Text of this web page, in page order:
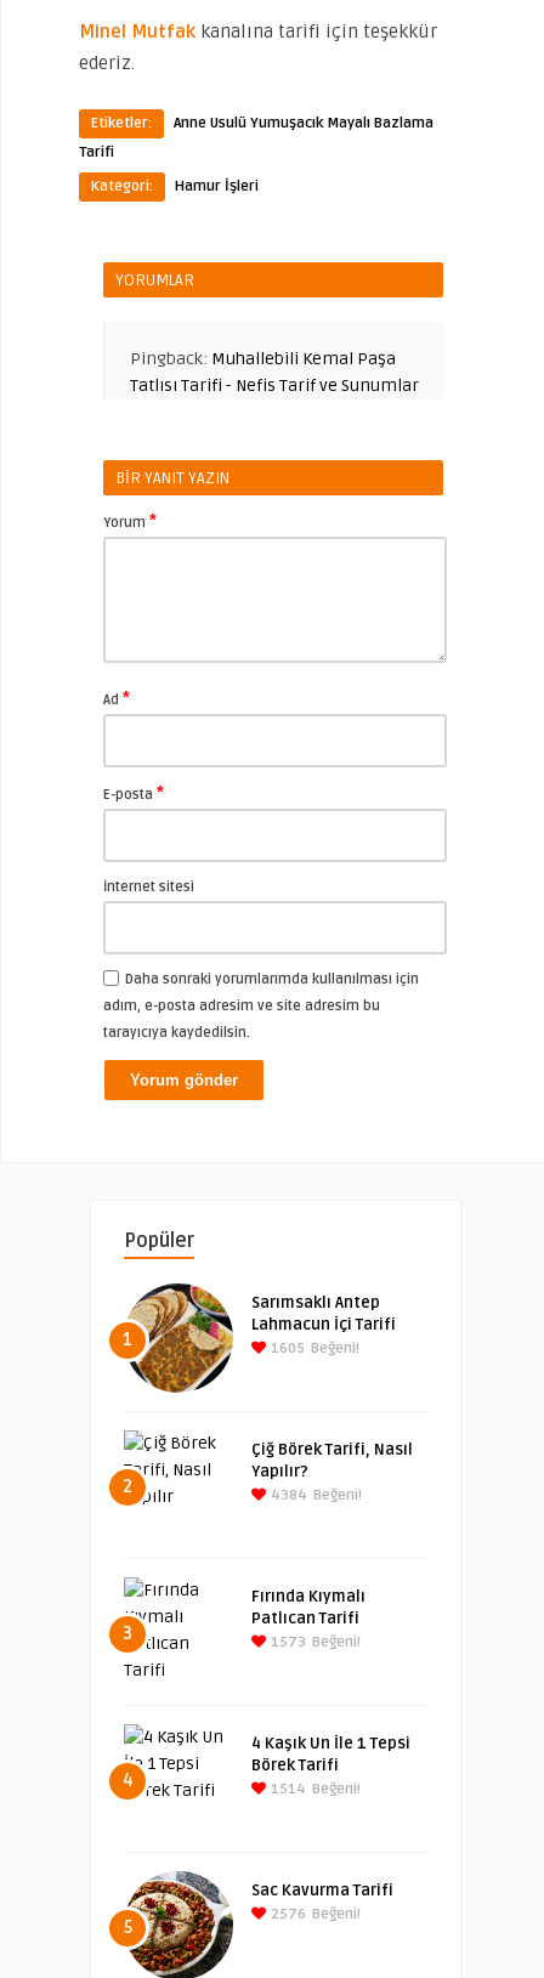
Minel Mutfakkanalına tarifi için teşekkür
ederiz.
Etiketler:
Anne Usulü Yumuşacık Mayalı Bazlama
Tarifi
Kategori:
Hamur İşleri
YORUMLAR
Pingback: Muhallebili Kemal Paşa
Tatlısı Tarifi - Nefis Tarif ve Sunumlar
BIR YANIT YAZIN
Yorum *
Ad *
E-posta *
İnternet sitesi
Daha sonraki yorumlarımda kullanılması için
adım, e-posta adresim ve site adresim bu
tarayıcıya kaydedilsin.
Popüler
1
Sarımsaklı Antep
Lahmacun İçi Tarifi
1605 Beğeni!
2
Çiğ Börek Tarifi, Nasıl
Yapılır?
4384 Beğeni!
3
Fırında Kıymalı
Patlıcan Tarifi
1573 Beğeni!
4
4 Kaşık Un İle 1 Tepsi
Börek Tarifi
1514 Beğeni!
5
Sac Kavurma Tarifi
2576 Beğeni!